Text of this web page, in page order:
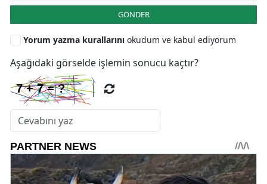
GÖNDER
Yorum yazma kurallarını okudum ve kabul ediyorum
Aşağıdaki görselde işlemin sonucu kaçtır?